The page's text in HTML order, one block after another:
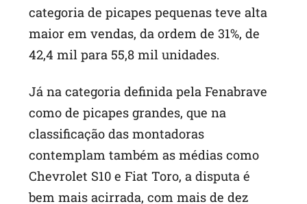
categoria de picapes pequenas teve alta
maior em vendas, da ordem de 31%, de
42,4 mil para 55,8 mil unidades.
Já na categoria definida pela Fenabrave
como de picapes grandes, que na
classificação das montadoras
contemplam também as médias como
Chevrolet S10 e Fiat Toro, a disputa é
bem mais acirrada, com mais de dez